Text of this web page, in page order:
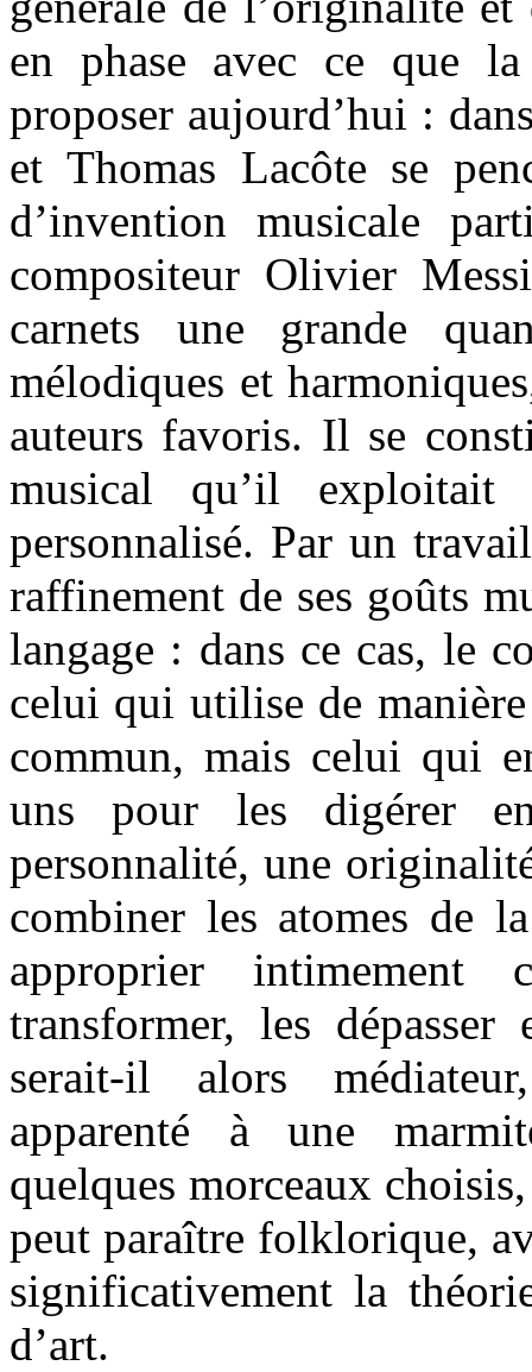
en phase avec ce que
proposer aujourd’hui :
et Thomas Lacôte se
d’invention musicale
compositeur Olivier
carnets une grande
mélodiques et
auteurs favoris. Il se
musical qu’il exploitait
personnalisé. Par un
raffinement de ses goûts
langage : dans ce cas, le
celui qui utilise de
commun, mais celui qui
uns pour les digérer
personnalité, une
combiner les atomes de
approprier intimement
transformer, les
serait-il alors
apparenté à une
quelques morceaux
peut paraître folklorique,
significativement la
d’art.